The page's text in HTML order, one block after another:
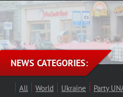
NEWS CATEGORIES:
All World Ukraine Party